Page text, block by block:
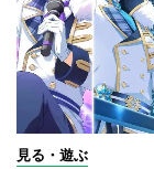
見る・遊ぶ